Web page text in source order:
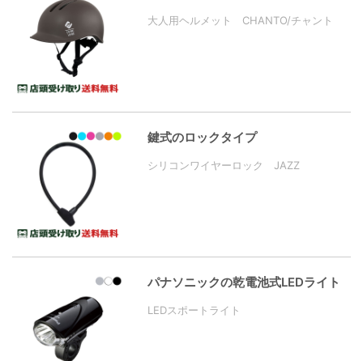
大人用ヘルメット CHANTO/チャント
鍵式のロックタイプ
シリコンワイヤーロック JAZZ
パナソニックの乾電池式LEDライト
LEDスポートライト